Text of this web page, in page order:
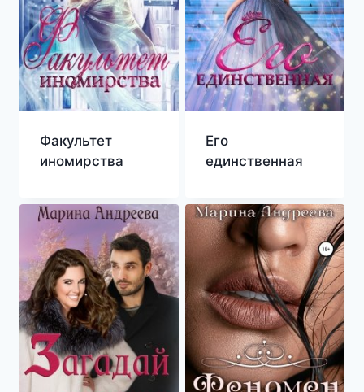
Факультет
иномирства
Его
единственная